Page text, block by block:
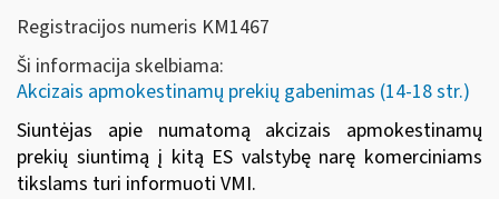
Registracijos numeris KM1467
Ši informacija skelbiama:
Akcizais apmokestinamų prekių gabenimas (14-18 str.)
Siuntėjas apie numatomą akcizais apmokestinamų
prekių siuntimą į kitą ES valstybę narę komerciniams
tikslams turi informuoti VMI.